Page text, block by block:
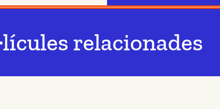
relacionades